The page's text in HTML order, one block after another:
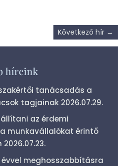
Következő hír →
híreink
tanácsadás a
tagjainak 2026.07.29.
állítani az érdemi
munkavállalókat érintő
2026.07.23.
évvel meghosszabbításra